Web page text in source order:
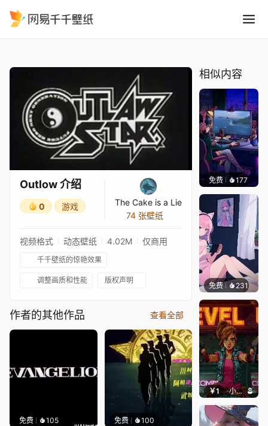
Outlow 介绍
0 游戏
The Cake is a Lie
74 张壁纸
视频格式 动态壁纸 4.02M 仅商用
千千壁纸的惊艳效果
调整画质和性能 版权声明
作者的其他作品 查看全部
免费 105 免费 100
相似内容
免费 177
免费 231好看
￥1 小鹿子